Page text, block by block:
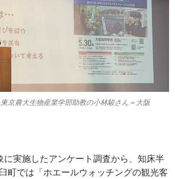
京農大生物産業学部助教の小林駿さん＝大阪
実施したアンケート調査から、知床半
町では「ホエールウォッチングの観光客